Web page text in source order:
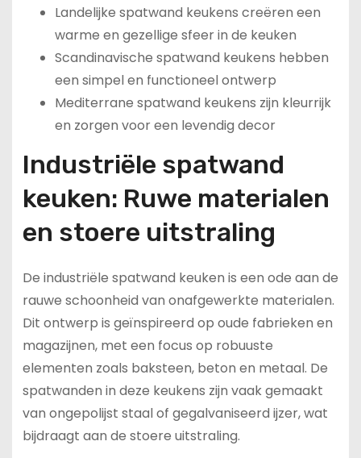
Landelijke spatwand keukens creëren een
warme en gezellige sfeer in de keuken
Scandinavische spatwand keukens hebben
een simpel en functioneel ontwerp
Mediterrane spatwand keukens zijn kleurrijk
en zorgen voor een levendig decor
Industriële spatwand
keuken: Ruwe materialen
en stoere uitstraling
De industriële spatwand keuken is een ode aan de
rauwe schoonheid van onafgewerkte materialen.
Dit ontwerp is geïnspireerd op oude fabrieken en
magazijnen, met een focus op robuuste
elementen zoals baksteen, beton en metaal. De
spatwanden in deze keukens zijn vaak gemaakt
van ongepolijst staal of gegalvaniseerd ijzer, wat
bijdraagt aan de stoere uitstraling.